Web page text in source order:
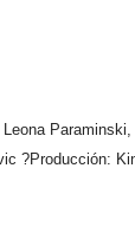
?Producción: